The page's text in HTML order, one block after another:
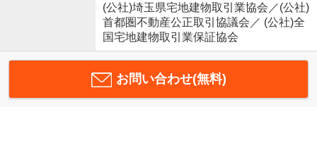
(公社)埼玉県宅地建物取引業協会／(公社)
首都圏不動産公正取引協議会／ (公社)全
国宅地建物取引業保証協会
お問い合わせ(無料)